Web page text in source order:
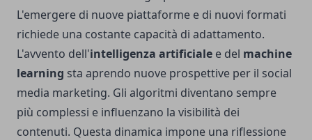
L'emergere di nuove piattaforme e di nuovi formati
richiede una costante capacità di adattamento.
L'avvento dell'intelligenza artificiale e del machine
learning sta aprendo nuove prospettive per il social
media marketing. Gli algoritmi diventano sempre
più complessi e influenzano la visibilità dei
contenuti. Questa dinamica impone una riflessione